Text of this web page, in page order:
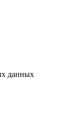
данных